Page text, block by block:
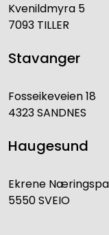
Kvenildmyra 5
7093 TILLER
Stavanger
Fosseikeveien 18
4323 SANDNES
Haugesund
Ekrene
5550 SVEIO